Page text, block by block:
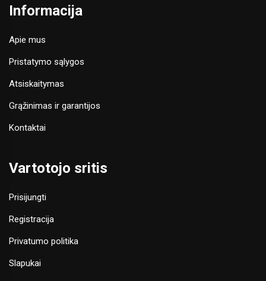
Informacija
Apie mus
Pristatymo sąlygos
Atsiskaitymas
Grąžinimas ir garantijos
Kontaktai
Vartotojo sritis
Prisijungti
Registracija
Privatumo politika
Slapukai